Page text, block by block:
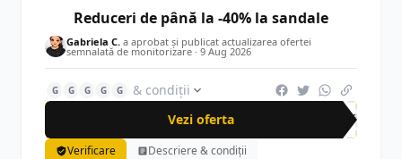
Reduceri de până la -40% la sandale
Gabriela C. a aprobat și publicat actualizarea ofertei
semnalată de monitorizare · 9 Aug 2026
G G G G G
& condiții
Vezi oferta
-40%
Verificare Descriere & condiții